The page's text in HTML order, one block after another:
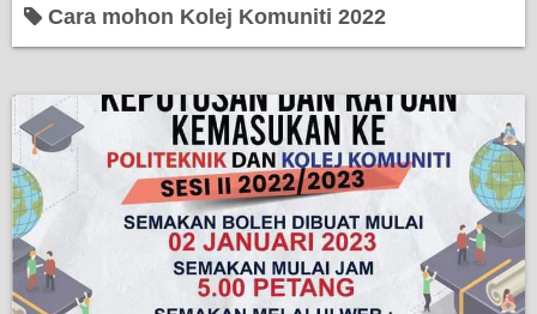
Cara mohon Kolej Komuniti 2022